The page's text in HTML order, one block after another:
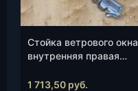
Стойка ветрового окна
внутренняя правая
5201034-00), шт.
1 713,50 руб.